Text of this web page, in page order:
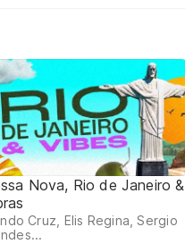
Nova, Rio de Janeiro &
Cruz, Elis Regina, Sergio